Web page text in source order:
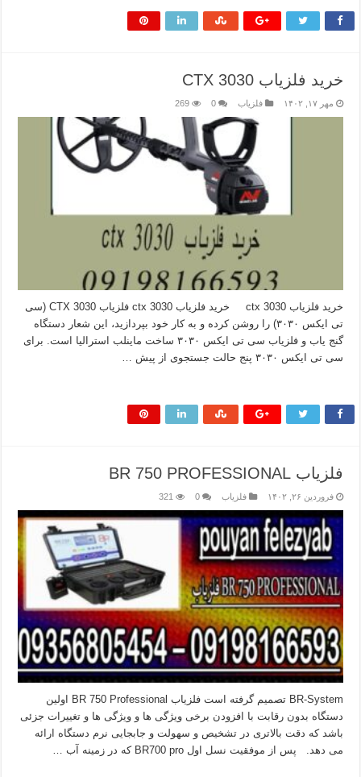
خرید فلزیاب CTX 3030
مهر ۱۷, ۱۴۰۲ فلزیاب 0
269
خرید فلزیاب ctx 3030 خرید فلزیاب ctx 3030 فلزیاب CTX 3030 (سی
تی ایکس ۳۰۳۰) را روشن کرده و به کار خود بپردازید، این شعار دستگاه
گنج یاب و فلزیاب سی تی ایکس ۳۰۳۰ ساخت ماینلب استرالیا است. برای
سی تی ایکس ۳۰۳۰ پنج حالت جستجوی از پیش …
فلزیاب BR 750 PROFESSIONAL
فروردین ۲۶, ۱۴۰۲ فلزیاب 0
321
BR-System تصمیم گرفته است فلزیاب BR 750 Professional اولین
دستگاه بدون رقابت با افزودن برخی ویژگی ها و ویژگی ها و تغییرات جزئی
باشد که دقت بالاتری در تشخیص و سهولت و جابجایی نرم دستگاه ارائه
می دهد. پس از موفقیت نسل اول BR700 pro که در زمینه آب …